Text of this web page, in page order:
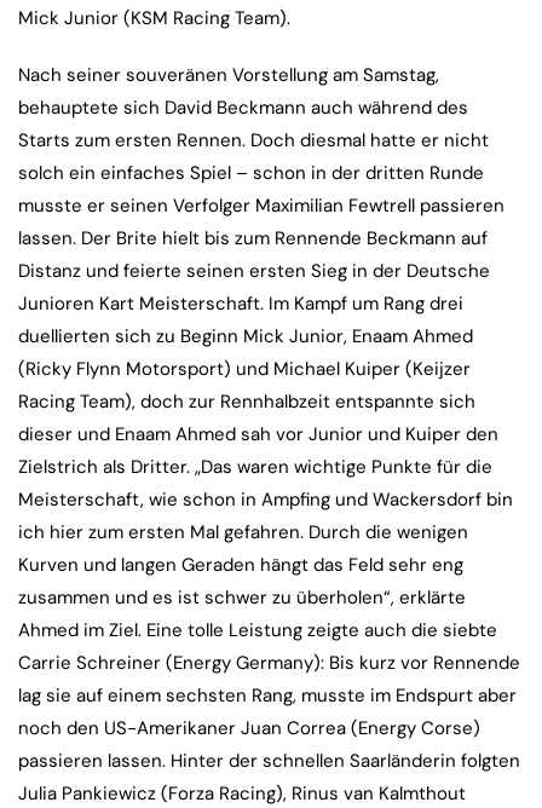
Mick Junior (KSM Racing Team).
Nach seiner souveränen Vorstellung am Samstag,
behauptete sich David Beckmann auch während des
Starts zum ersten Rennen. Doch diesmal hatte er nicht
solch ein einfaches Spiel – schon in der dritten Runde
musste er seinen Verfolger Maximilian Fewtrell passieren
lassen. Der Brite hielt bis zum Rennende Beckmann auf
Distanz und feierte seinen ersten Sieg in der Deutsche
Junioren Kart Meisterschaft. Im Kampf um Rang drei
duellierten sich zu Beginn Mick Junior, Enaam Ahmed
(Ricky Flynn Motorsport) und Michael Kuiper (Keijzer
Racing Team), doch zur Rennhalbzeit entspannte sich
dieser und Enaam Ahmed sah vor Junior und Kuiper den
Zielstrich als Dritter. „Das waren wichtige Punkte für die
Meisterschaft, wie schon in Ampfing und Wackersdorf bin
ich hier zum ersten Mal gefahren. Durch die wenigen
Kurven und langen Geraden hängt das Feld sehr eng
zusammen und es ist schwer zu überholen“, erklärte
Ahmed im Ziel. Eine tolle Leistung zeigte auch die siebte
Carrie Schreiner (Energy Germany): Bis kurz vor Rennende
lag sie auf einem sechsten Rang, musste im Endspurt aber
noch den US-Amerikaner Juan Correa (Energy Corse)
passieren lassen. Hinter der schnellen Saarländerin folgten
Julia Pankiewicz (Forza Racing), Rinus van Kalmthout